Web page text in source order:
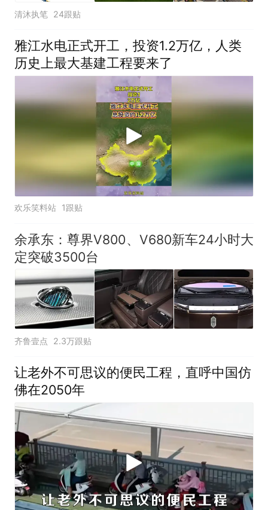
清沐执笔 24跟贴
雅江水电正式开工，投资1.2万亿，人类
历史上最大基建工程要来了
欢乐笑料站 1跟贴
余承东：尊界V800、V680新车24小时大
定突破3500台
齐鲁壹点 2.3万跟贴
让老外不可思议的便民工程，直呼中国仿
佛在2050年